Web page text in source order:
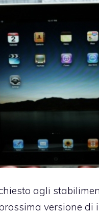
agli
versione di